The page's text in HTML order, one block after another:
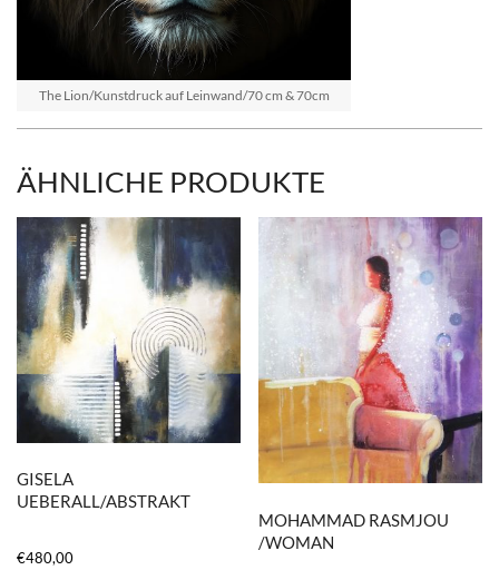
The Lion/Kunstdruck auf Leinwand/70 cm & 70cm
ÄHNLICHE PRODUKTE
GISELA
UEBERALL/ABSTRAKT
€480,00
MOHAMMAD RASMJOU
/WOMAN